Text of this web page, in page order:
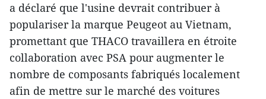
a déclaré que l'usine devrait contribuer à
populariser la marque Peugeot au Vietnam,
promettant que THACO travaillera en étroite
collaboration avec PSA pour augmenter le
nombre de composants fabriqués localement
afin de mettre sur le marché des voitures